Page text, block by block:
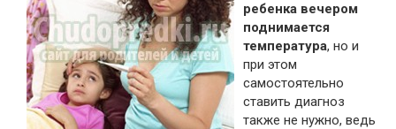
ребенка вечером
поднимается
температура, но и
при этом
самостоятельно
ставить диагноз
также не нужно, ведь